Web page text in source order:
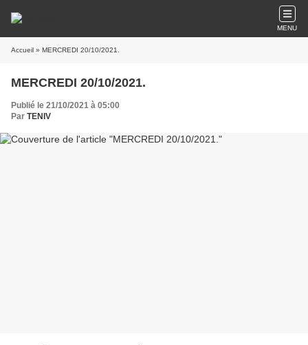
MENU
Accueil » MERCREDI 20/10/2021.
MERCREDI 20/10/2021.
Publié le 21/10/2021 à 05:00
Par TENIV